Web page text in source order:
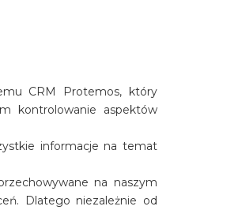
CRM Protemos, który
kontrolowanie aspektów
informacje na temat
na naszym
Dlatego niezależnie od